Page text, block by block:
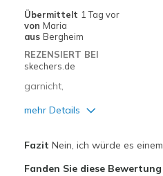
Übermittelt 1 Tag vor
von Maria
aus Bergheim
REZENSIERT BEI
skechers.de
garnicht,
mehr Details
Fazit Nein, ich würde es
Fanden Sie diese